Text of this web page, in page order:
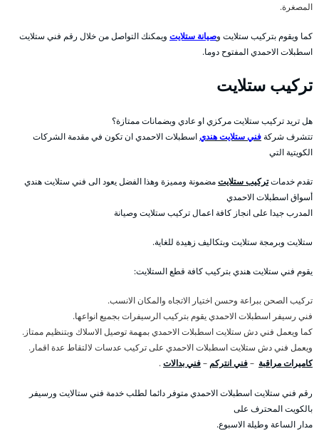
المصغرة.
كما ويقوم بتركيب ستلايت وصيانة ستلايت ويمكنك التواصل من خلال رقم فني ستلايت
اسطبلات الاحمدي المفتوح دوما.
تركيب ستلايت
هل تريد تركيب ستلايت مركزي او عادي وبضمانات ممتازة؟
تتشرف شركةفني ستلايت هندياسطبلات الاحمدي ان تكون في مقدمة الشركات
الكويتية التي
تقدم خدماتتركيب ستلايتمضمونة ومميزة وهذا الفضل يعود الى فني ستلايت هندي
أسواق اسطبلات الاحمدي
المدرب جيدا على انجاز كافة اعمال تركيب ستلايت وصيانة
ستلايت وبرمجة ستلايت وبتكاليف زهيدة للغاية.
يقوم فني ستلايت هندي بتركيب كافة قطع الستلايت:
تركيب الصحن ببراعة وحسن اختيار الاتجاه والمكان الانسب.
فني رسيفر اسطبلات الاحمدي يقوم بتركيب الرسيفرات بجميع انواعها.
كما ويعمل فني دش ستلايت اسطبلات الاحمدي بمهمة توصيل الاسلاك وبتنظيم ممتاز.
ويعمل فني دش ستلايت اسطبلات الاحمدي على تركيب عدسات لالتقاط عدة اقمار.
كاميرات مراقبة –فني انتركم –فني بدالات.
رقم فني ستلايت اسطبلات الاحمدي متوفر دائما لطلب خدمة فني ستالايت ورسيفر
بالكويت المحترف على
مدار الساعة وطيلة الاسبوع.